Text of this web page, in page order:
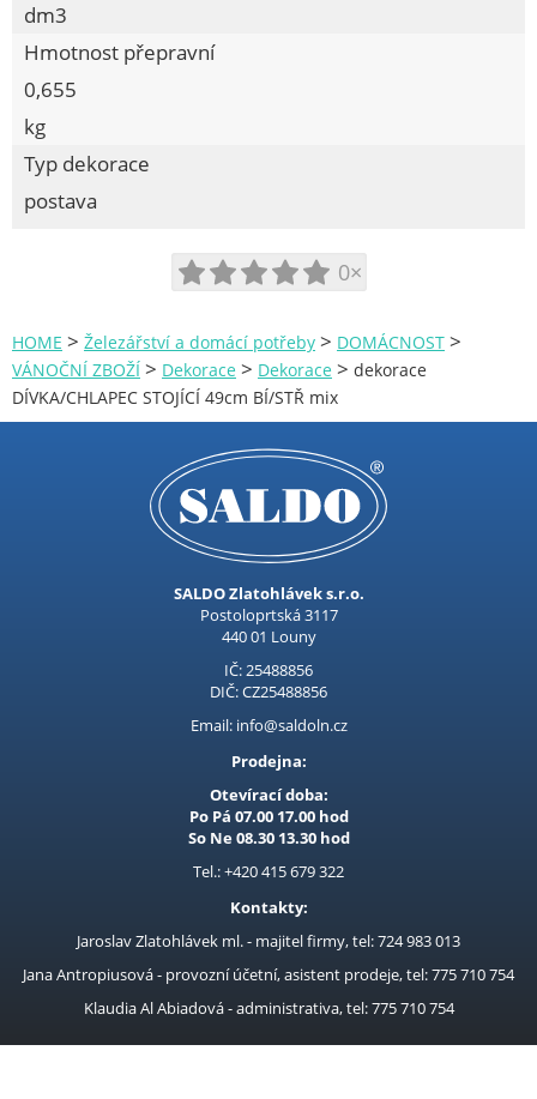
SÁČKY, FÓLIE
VÁNOČNÍ ZBOŽÍ
Dekorace na okno
Ozdoby, háčky
Dekorace
Dekorace závěsná
Stromky
Stolování
NÁKUPNÍ TAŠKY
Prodejna LOUNY - nezařazené
dm3
Hmotnost přepravní
0,655
kg
Typ dekorace
postava
0×
HOME > Železářství a domácí potřeby > DOMÁCNOST >
VÁNOČNÍ ZBOŽÍ > Dekorace > Dekorace > dekorace
DÍVKA/CHLAPEC STOJÍCÍ 49cm BÍ/STŘ mix
SALDO Zlatohlávek s.r.o.
Postoloprtská 3117
440 01 Louny
IČ: 25488856
DIČ: CZ25488856
Email: info@saldoln.cz
Prodejna:
Otevírací doba:
Po Pá 07.00 17.00 hod
So Ne 08.30 13.30 hod
Tel.: +420 415 679 322
Kontakty:
Jaroslav Zlatohlávek ml. - majitel firmy, tel: 724 983 013
Jana Antropiusová - provozní účetní, asistent prodeje, tel: 775 710 754
Klaudia Al Abiadová - administrativa, tel: 775 710 754